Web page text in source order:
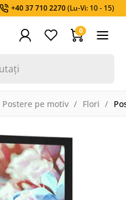
+40 37 710 2270(Lu-Vi: 10 - 15)
0
Postere pe motiv Flori